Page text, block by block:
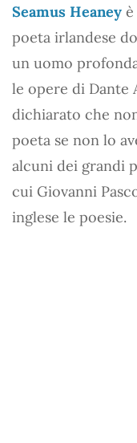
Seamus Heaney
poeta irlandese
un uomo
le opere di Dante
dichiarato che
poeta se non lo
alcuni dei grandi
cui Giovanni
inglese le poesie.